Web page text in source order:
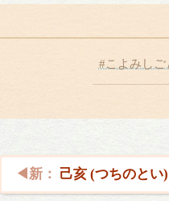
#こよみしご
己亥 (つちのとい)